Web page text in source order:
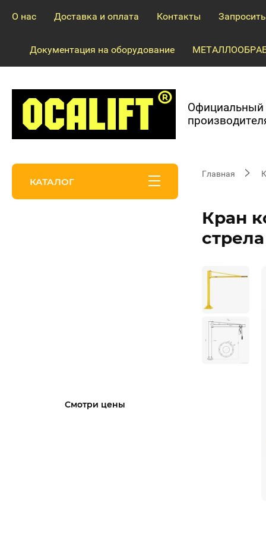
О нас Доставка и оплата Контакты
Документация на оборудование
Официальный
КАТАЛОГ
Смотри цены
Главная
Кран